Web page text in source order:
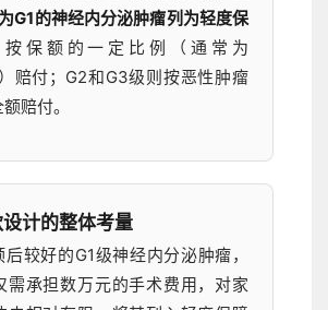
G1的神经内分泌肿瘤列为轻度保
按保额的一定比例（通常为
赔付；G2和G3级则按恶性肿瘤
赔付。
计的整体考量
后较好的G1级神经内分泌肿瘤，
需承担数万元的手术费用，对家